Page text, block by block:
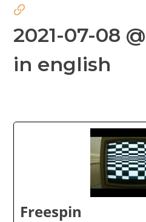
2021-07-08
in english
Freespin